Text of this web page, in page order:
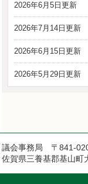
2026年6月5日更新
2026年7月14日更新
2026年6月15日更新
2026年5月29日更新
議会事務局 〒841-
佐賀県三養基郡基山